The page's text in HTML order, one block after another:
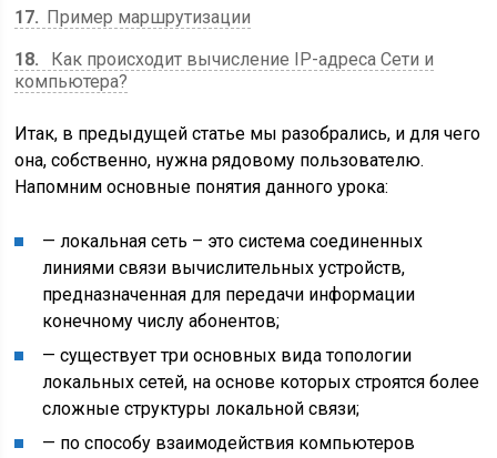
17
Пример маршрутизации
18
Как происходит вычисление IP-адреса Сети и
компьютера?
Итак, в предыдущей статье мы разобрались, и для чего
она, собственно, нужна рядовому пользователю.
Напомним основные понятия данного урока:
— локальная сеть – это система соединенных
линиями связи вычислительных устройств,
предназначенная для передачи информации
конечному числу абонентов;
— существует три основных вида топологии
локальных сетей, на основе которых строятся более
сложные структуры локальной связи;
— по способу взаимодействия компьютеров